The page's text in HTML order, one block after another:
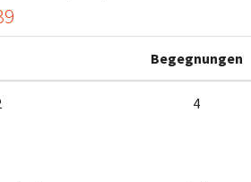
Begegnungen
4